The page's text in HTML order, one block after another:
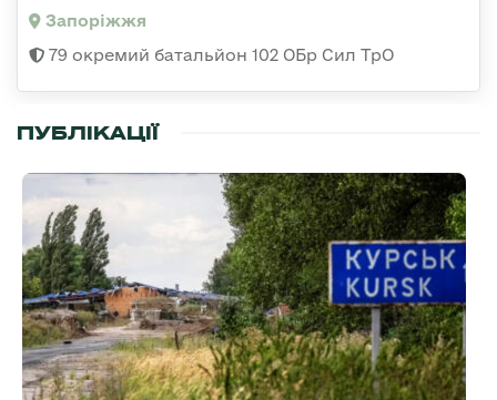
Запоріжжя
79 окремий батальйон 102 ОБр Сил ТрО
ПУБЛІКАЦІЇ